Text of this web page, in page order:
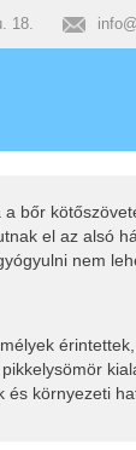
18.
bőr
el az alsó
nem
környezeti